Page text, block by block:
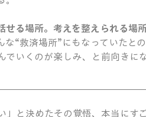
せる場所。考えを整えられる場所
な“救済場所”にもなっていたとの
でいくのが楽しみ、と前向きに
」と決めたその覚悟、本当にす